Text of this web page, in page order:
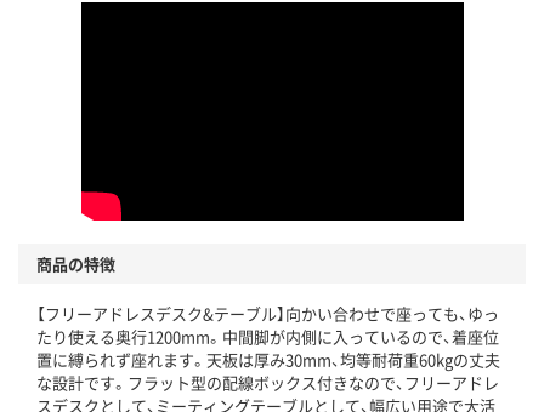
商品の特徴
【フリーアドレスデスク&テーブル】向かい合わせで座っても、ゆっ
たり使える奥行1200mm。中間脚が内側に入っているので、着座位
置に縛られず座れます。天板は厚み30mm、均等耐荷重60kgの丈夫
な設計です。フラット型の配線ボックス付きなので、フリーアドレ
スデスクとして、ミーティングテーブルとして、幅広い用途で大活